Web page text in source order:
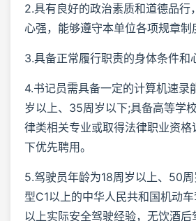
2.具有良好的政治素质和道德品行
心强，能够遵守本单位各项规章制
3.具备正常履行职责的身体条件和
4.书记员需具备一定的计算机速录
岁以上、35周岁以下;具备高等学
律类相关专业或取得法律职业资
下优先聘用。
5.驾驶员年龄为18周岁以上、50
型C1以上的中华人民共和国机动
以上实际安全驾驶经验，无饮酒后